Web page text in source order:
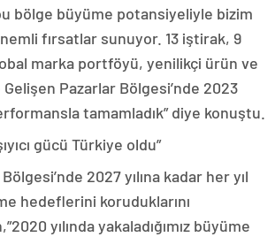
bölge büyüme potansiyeliyle bizim
fırsatlar sunuyor. 13 iştirak, 9
marka portföyü, yenilikçi ürün ve
Pazarlar Bölgesi’nde 2023
tamamladık” diye konuştu.
gücü Türkiye oldu”
2027 yılına kadar her yıl
hedeflerini koruduklarını
yılında yakaladığımız büyüme